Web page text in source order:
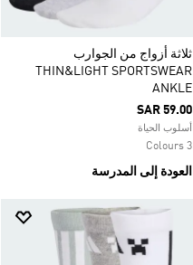
ثلاثة أزواج من الجوارب
THIN&LIGHT SPORTSWEAR
ANKLE
SAR 59.00
أسلوب الحياة
3 Colours
العودة إلى المدرسة